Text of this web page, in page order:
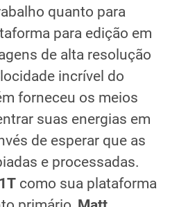
quanto para
para edição em
de alta resolução
incrível do
forneceu os meios
suas energias em
de esperar que as
e processadas.
como sua plataforma